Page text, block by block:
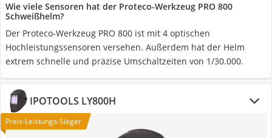
Wie viele Sensoren hat der Proteco-Werkzeug PRO 800
Schweißhelm?
Der Proteco-Werkzeug PRO 800 ist mit 4 optischen
Hochleistungssensoren versehen. Außerdem hat der Helm
extrem schnelle und präzise Umschaltzeiten von 1/30.000.
IPOTOOLS LY800H
Preis-Leistungs-Sieger